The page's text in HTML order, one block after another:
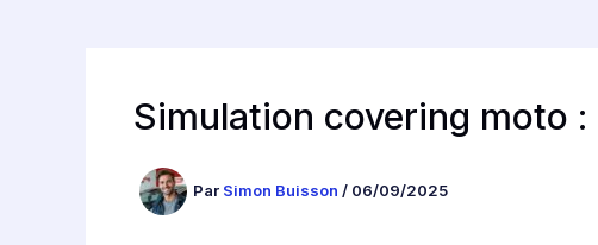
Simulation covering moto
Par Simon Buisson / 06/09/2025